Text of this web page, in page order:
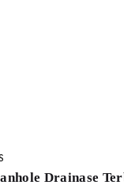
Drainase